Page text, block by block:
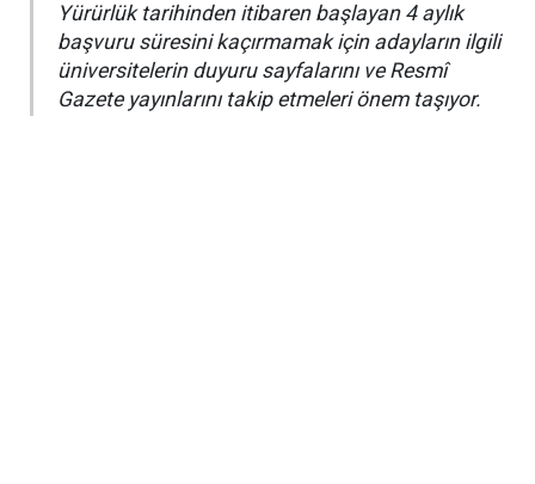
Yürürlük tarihinden itibaren başlayan 4 aylık
başvuru süresini kaçırmamak için adayların ilgili
üniversitelerin duyuru sayfalarını ve Resmî
Gazete yayınlarını takip etmeleri önem taşıyor.